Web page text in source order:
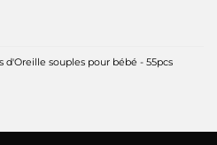
souples pour bébé - 55pcs